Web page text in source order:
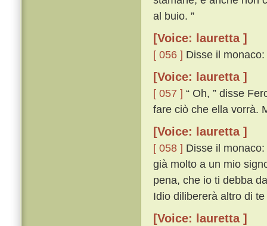
al buio. ”
[Voice: lauretta ]
[ 056 ] Disse il
[Voice: lauretta ]
[ 057 ] “ Oh, ” disse
fare ciò che ella vorrà.
[Voice: lauretta ]
[ 058 ] Disse il
già molto a un mio
pena, che io ti debba
Idio dilibererà altro di te
[Voice: lauretta ]